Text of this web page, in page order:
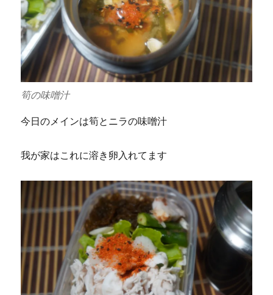
筍の味噌汁
今日のメインは筍とニラの味噌汁
我が家はこれに溶き卵入れてます